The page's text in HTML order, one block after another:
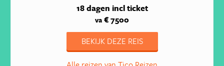
18 dagen incl ticket
va € 7500
BEKIJK DEZE REIS